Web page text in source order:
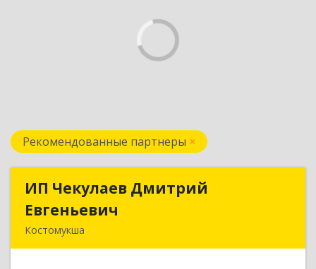
Рекомендованные партнеры
ИП Чекулаев Дмитрий
Евгеньевич
Костомукша
ИП Чекулаев Дмитрий